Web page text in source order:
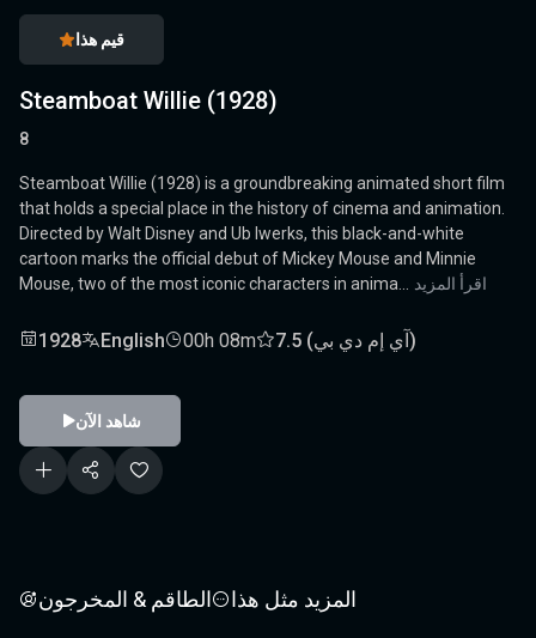
قيم هذا
Steamboat Willie (1928)
8
Steamboat Willie (1928) is a groundbreaking animated short film
that holds a special place in the history of cinema and animation.
Directed by Walt Disney and Ub Iwerks, this black-and-white
cartoon marks the official debut of Mickey Mouse and Minnie
Mouse, two of the most iconic characters in anima... اقرأ المزيد
1928 English 00h 08m 7.5 (آي إم دي بي)
شاهد الآن
الطاقم & المخرجون المزيد مثل هذا